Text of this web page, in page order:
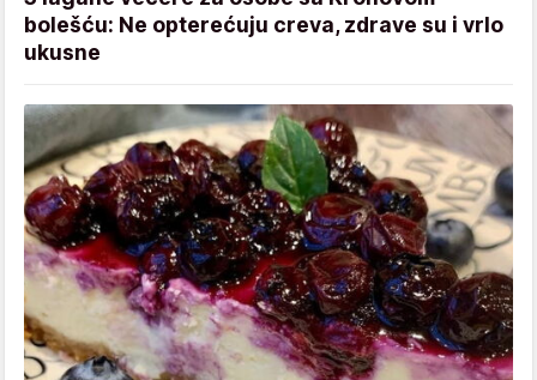
bolešću: Ne opterećuju creva, zdrave su i vrlo
ukusne